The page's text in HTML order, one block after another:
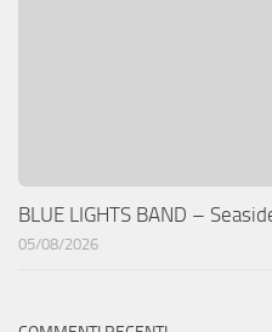
BLUE LIGHTS BAND –
05/08/2026